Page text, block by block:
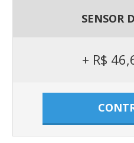
SENSOR
+ R$